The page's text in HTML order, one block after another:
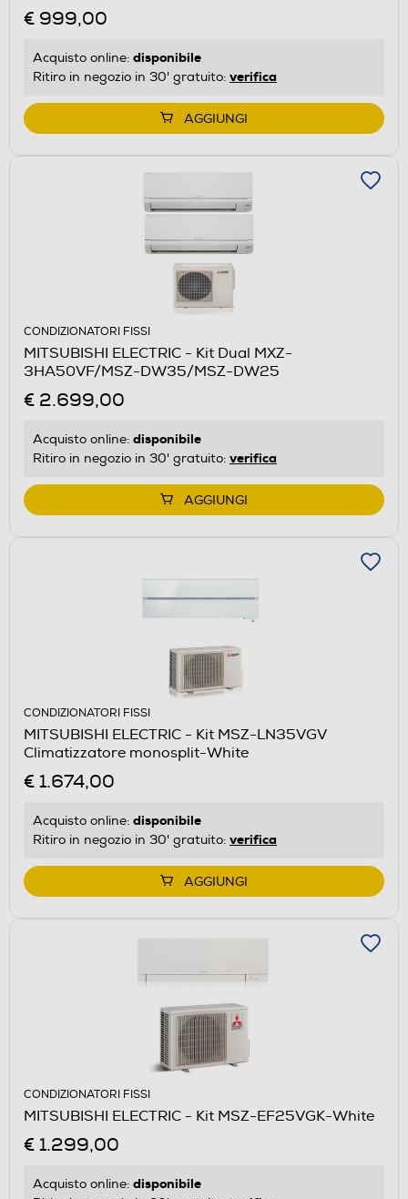
€ 999,00
Acquisto online: disponibile
Ritiro in negozio in 30' gratuito: verifica
AGGIUNGI
CONDIZIONATORI FISSI
MITSUBISHI ELECTRIC - Kit Dual MXZ-
3HA50VF/MSZ-DW35/MSZ-DW25
€ 2.699,00
Acquisto online: disponibile
Ritiro in negozio in 30' gratuito: verifica
AGGIUNGI
CONDIZIONATORI FISSI
MITSUBISHI ELECTRIC - Kit MSZ-LN35VGV
Climatizzatore monosplit-White
€ 1.674,00
Acquisto online: disponibile
Ritiro in negozio in 30' gratuito: verifica
AGGIUNGI
CONDIZIONATORI FISSI
MITSUBISHI ELECTRIC - Kit MSZ-EF25VGK-White
€ 1.299,00
Acquisto online: disponibile